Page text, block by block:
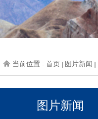
组织机构
师资力量
学院院刊
当前位置 : 首页 图片新闻
图片新闻